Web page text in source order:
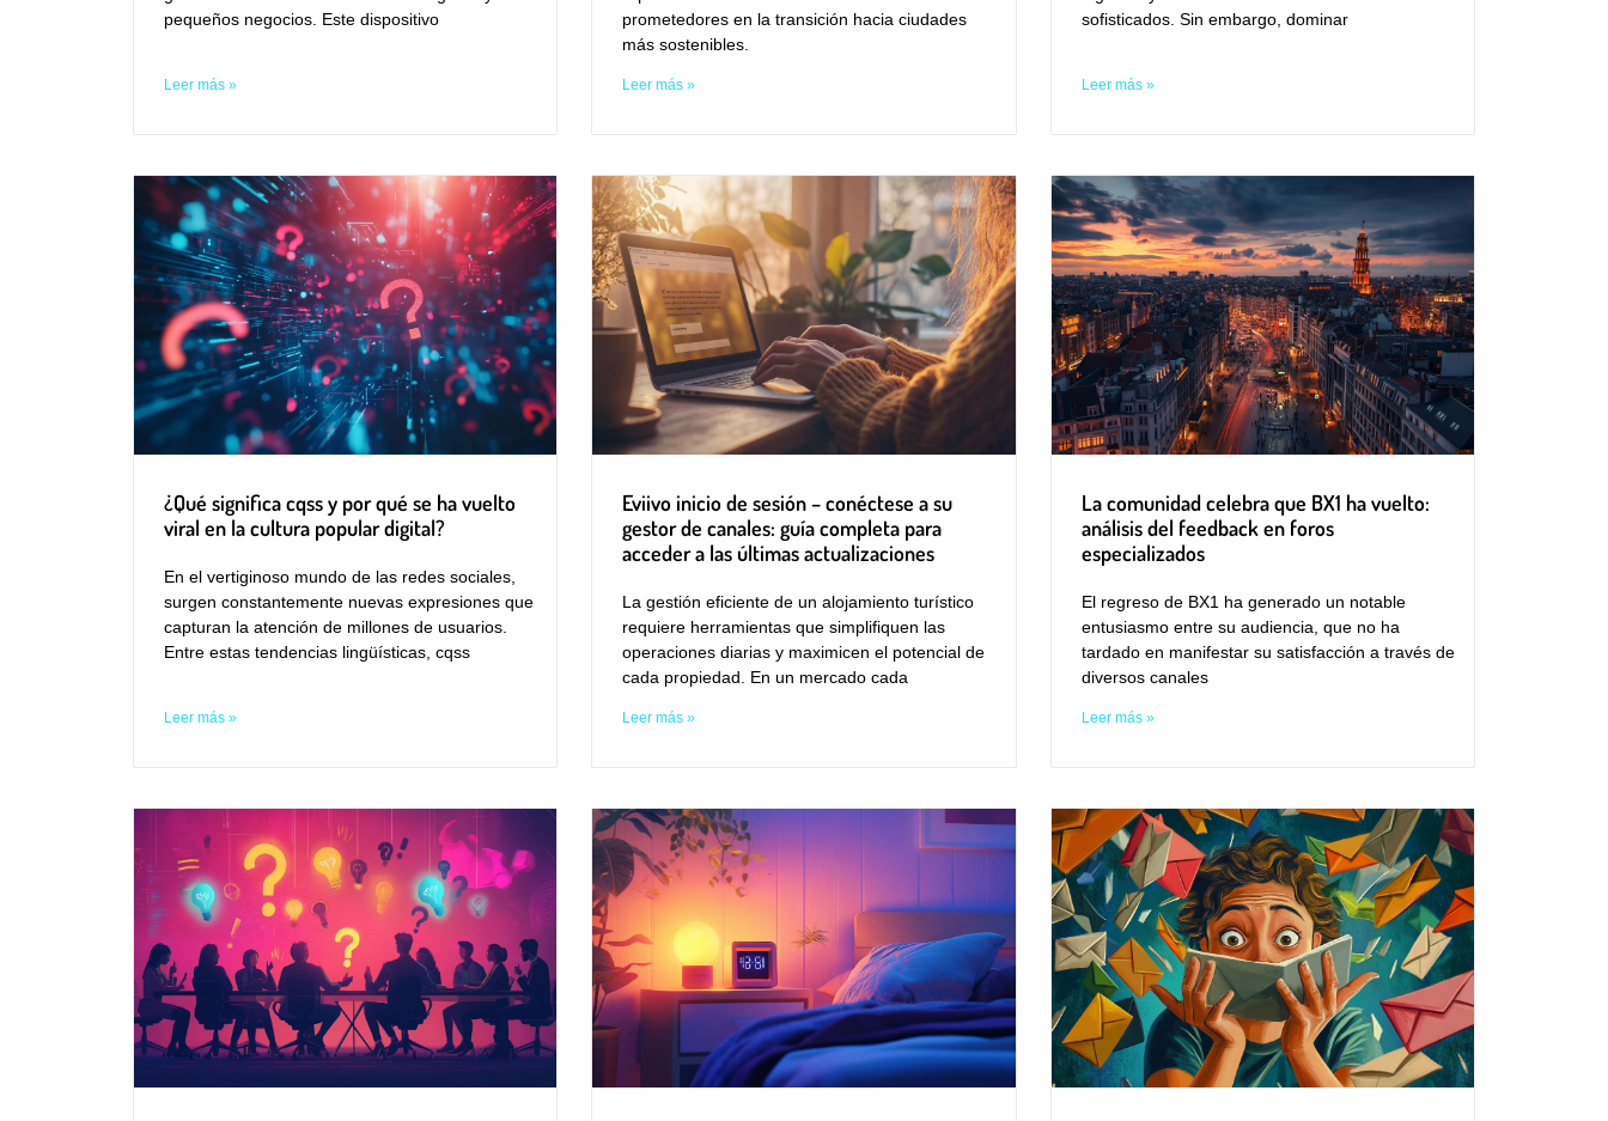
pequeños negocios. Este dispositivo
Leer más »
prometedores en la transición hacia ciudades
más sostenibles.
Leer más »
sofisticados. Sin embargo, dominar
Leer más »
¿Qué significa cqss y por qué se ha vuelto
viral en la cultura popular digital?
En el vertiginoso mundo de las redes sociales,
surgen constantemente nuevas expresiones que
capturan la atención de millones de usuarios.
Entre estas tendencias lingüísticas, cqss
Leer más »
Eviivo inicio de sesión – conéctese a su
gestor de canales: guía completa para
acceder a las últimas actualizaciones
La gestión eficiente de un alojamiento turístico
requiere herramientas que simplifiquen las
operaciones diarias y maximicen el potencial de
cada propiedad. En un mercado cada
Leer más »
La comunidad celebra que BX1 ha vuelto:
análisis del feedback en foros
especializados
El regreso de BX1 ha generado un notable
entusiasmo entre su audiencia, que no ha
tardado en manifestar su satisfacción a través de
diversos canales
Leer más »